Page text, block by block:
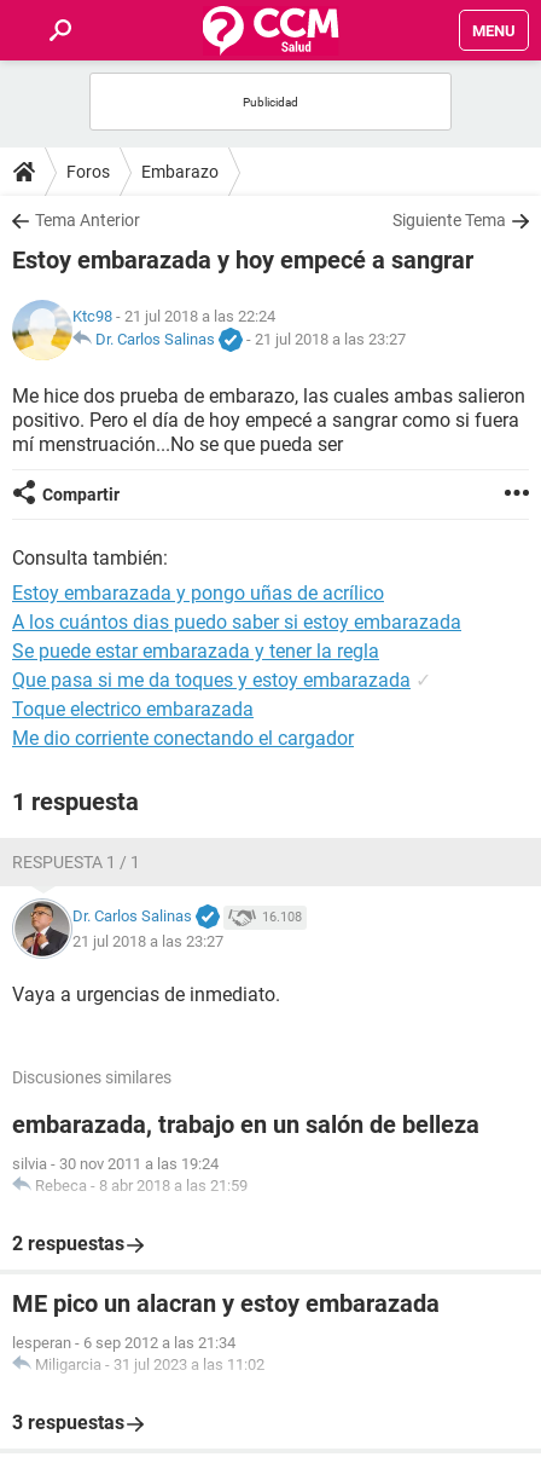
MENU
FOROS
SALUD
FAMILIA
NUTRICIÓN
BIENESTAR
Foros Embarazo
Tema Anterior Siguiente Tema
Estoy embarazada y hoy empecé a sangrar
Ktc98 - 21 jul 2018 a las 22:24
Dr. Carlos Salinas
- 21 jul 2018 a las 23:27
Me hice dos prueba de embarazo, las cuales ambas salieron
positivo. Pero el día de hoy empecé a sangrar como si fuera
mí menstruación...No se que pueda ser
Compartir
Consulta también:
Estoy embarazada y pongo uñas de acrílico
A los cuántos dias puedo saber si estoy embarazada
Se puede estar embarazada y tener la regla
Que pasa si me da toques y estoy embarazada ✓
Toque electrico embarazada
Me dio corriente conectando el cargador
1 respuesta
RESPUESTA 1 / 1
Dr. Carlos Salinas 16.108
21 jul 2018 a las 23:27
Vaya a urgencias de inmediato.
Discusiones similares
embarazada, trabajo en un salón de belleza
silvia - 30 nov 2011 a las 19:24
Rebeca - 8 abr 2018 a las 21:59
2 respuestas
ME pico un alacran y estoy embarazada
lesperan - 6 sep 2012 a las 21:34
Miligarcia - 31 jul 2023 a las 11:02
3 respuestas